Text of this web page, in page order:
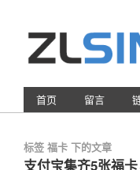
首页 留言
标签 福卡 下的文章
支付宝集齐5张福